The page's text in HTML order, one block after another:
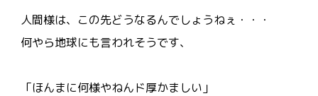
人間様は、この先どうなるんでしょうねぇ・・・
何やら地球にも言われそうです、
「ほんまに何様やねんド厚かましい」